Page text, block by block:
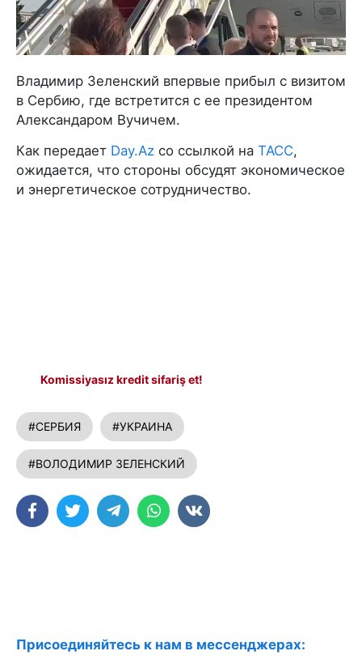
Владимир Зеленский впервые прибыл с визитом
в Сербию, где встретится с ее президентом
Александаром Вучичем.
Как передает Day.Az со ссылкой на ТАСС,
ожидается, что стороны обсудят экономическое
и энергетическое сотрудничество.
Komissiyasız kredit sifariş et!
#СЕРБИЯ #УКРАИНА
#ВОЛОДИМИР ЗЕЛЕНСКИЙ
Присоединяйтесь к нам в мессенджерах: